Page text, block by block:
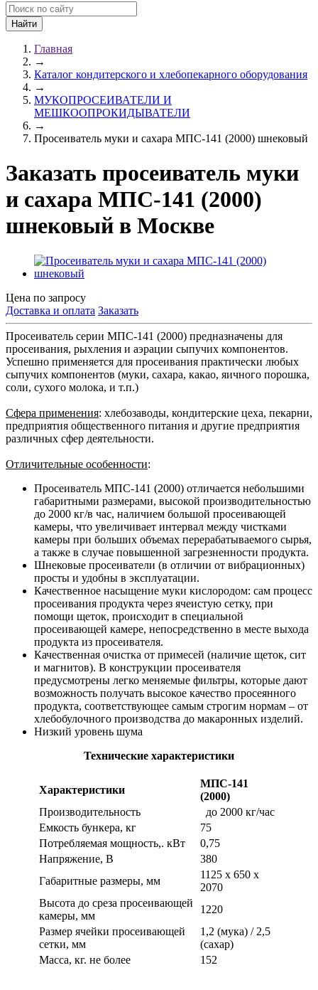
Главная
→
Каталог кондитерского и хлебопекарного оборудования
→
МУКОПРОСЕИВАТЕЛИ И
МЕШКООПРОКИДЫВАТЕЛИ
→
Просеиватель муки и сахара МПС-141 (2000) шнековый
Заказать просеиватель муки
и сахара МПС-141 (2000)
шнековый в Москве
Цена по запросу
Доставка и оплата Заказать
Просеиватель серии МПС-141 (2000) предназначены для
просеивания, рыхления и аэрации сыпучих компонентов.
Успешно применяется для просеивания практически любых
сыпучих компонентов (муки, сахара, какао, яичного порошка,
соли, сухого молока, и т.п.)
Сфера применения: хлебозаводы, кондитерские цеха, пекарни,
предприятия общественного питания и другие предприятия
различных сфер деятельности.
Отличительные особенности:
Просеиватель МПС-141 (2000) отличается небольшими
габаритными размерами, высокой производительностью
до 2000 кг/в час, наличием большой просеивающей
камеры, что увеличивает интервал между чистками
камеры при больших объемах перерабатываемого сырья,
а также в случае повышенной загрезненности продукта.
Шнековые просеиватели (в отличии от вибрационных)
просты и удобны в эксплуатации.
Качественное насыщение муки кислородом: сам процесс
просеивания продукта через ячеистую сетку, при
помощи щеток, происходит в специальной
просеивающей камере, непосредственно в месте выхода
продукта из просеивателя.
Качественная очистка от примесей (наличие щеток, сит
и магнитов). В конструкции просеивателя
предусмотрены легко меняемые фильтры, которые дают
возможность получать высокое качество просеянного
продукта, соответствующее самым строгим нормам – от
хлебобулочного производства до макаронных изделий.
Низкий уровень шума
Технические характеристики
Характеристики
МПС-141
(2000)
Производительность
до 2000 кг/час
Емкость бункера, кг
75
Потребляемая мощность,. кВт
0,75
Напряжение, В
380
Габаритные размеры, мм
1125 х 650 х
2070
Высота до среза просеивающей
камеры, мм
1220
Размер ячейки просеивающей
сетки, мм
1,2 (мука) / 2,5
(сахар)
Масса, кг. не более
152